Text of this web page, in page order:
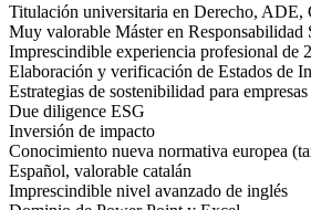
Titulación universitaria en Derecho, ADE,
Muy valorable Máster en
Imprescindible experiencia profesional de
Elaboración y verificación de Estados de
Estrategias de sostenibilidad para empresas
Due diligence ESG
Inversión de impacto
Conocimiento nueva normativa europea
Español, valorable catalán
Imprescindible nivel avanzado de inglés